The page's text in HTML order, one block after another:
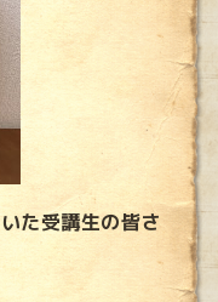
た受講生の皆さ